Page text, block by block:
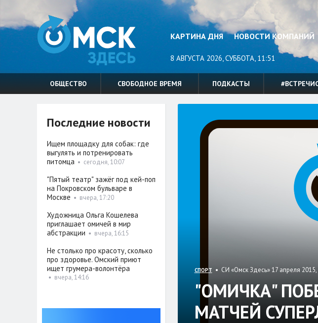
КАРТИНА ДНЯ НОВОСТИ КОМПАНИЙ
8 АВГУСТА 2026, СУББОТА, 11:51
ОБЩЕСТВО СВОБОДНОЕ ВРЕМЯ ПОДКАСТЫ
СПОРТ • СИ «Омск Здесь» 17 апреля 2015,
"ОМИЧКА"
МАТЧЕЙ
Последние новости
Ищем площадку для собак: где
выгулять и потренировать
питомца• сегодня, 10:07
"Пятый театр" зажёг под кей-поп
на Покровском бульваре в
Москве • вчера, 17:20
Художница Ольга Кошелева
приглашает омичей в мир
абстракции • вчера, 16:15
Не столько про красоту, сколько
про здоровье. Омский приют
ищет грумера-волонтёра
• вчера, 14:16